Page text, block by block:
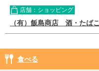
店舗：ショッピング
（有）飯島商店 酒・たば
食べる